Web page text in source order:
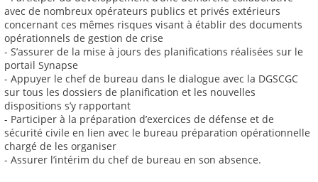
avec de nombreux opérateurs publics et privés extérieurs
concernant ces mêmes risques visant à établir des documents
opérationnels de gestion de crise
- S’assurer de la mise à jours des planifications réalisées sur le
portail Synapse
- Appuyer le chef de bureau dans le dialogue avec la DGSCGC
sur tous les dossiers de planification et les nouvelles
dispositions s’y rapportant
- Participer à la préparation d’exercices de défense et de
sécurité civile en lien avec le bureau préparation opérationnelle
chargé de les organiser
- Assurer l’intérim du chef de bureau en son absence.